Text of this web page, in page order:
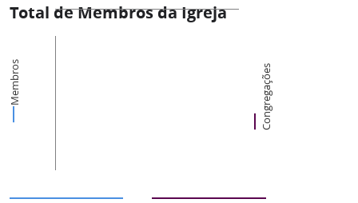
Total de Membros da Igreja
Membros Congregações